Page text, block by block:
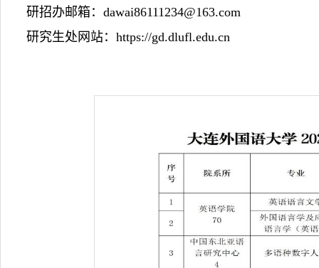
研招办邮箱：dawai86111234@163.com
研究生处网站：https://gd.dlufl.edu.cn